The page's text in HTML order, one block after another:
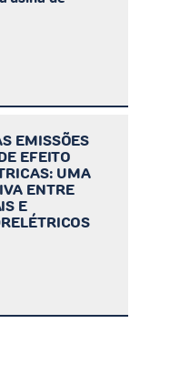
EMISSÕES
EFEITO
UMA
ENTRE
E